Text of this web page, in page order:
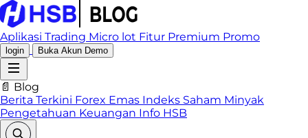
Aplikasi Trading Micro lot Fitur Premium Promo
login Buka Akun Demo
📄 Blog
Berita Terkini Forex Emas Indeks Saham Minyak
Pengetahuan Keuangan Info HSB